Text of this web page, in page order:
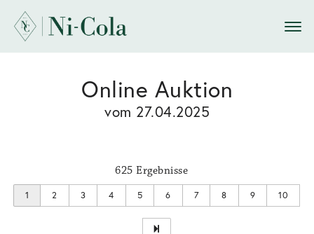
Online Auktion
vom 27.04.2025
625 Ergebnisse
1 2 3 4 5 6 7 8 9 10